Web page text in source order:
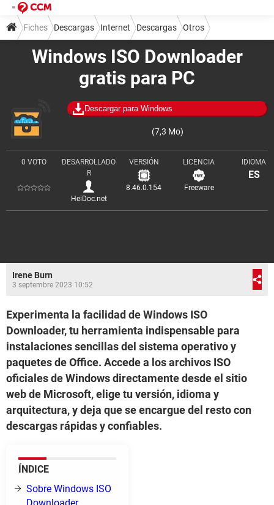
Windows ISO Downloader
gratis para PC
Descargar para Windows
(7,3 Mo)
0 VOTO
DESARROLLADO
R
HeiDoc.net
VERSIÓN
8.46.0.154
LICENCIA
Freeware
IDIOMA
ES
Fiches Descargas Internet Descargas Otros
Irene Burn
3 septembre 2023 10:52
Experimenta la facilidad de Windows ISO
Downloader, tu herramienta indispensable para
instalaciones sencillas del sistema operativo y
paquetes de Office. Accede a los archivos ISO
oficiales de Windows directamente desde el sitio
web de Microsoft, elige tu versión, idioma y
arquitectura, y deja que se encargue del resto con
descargas rápidas y confiables.
ÍNDICE
Sobre Windows ISO